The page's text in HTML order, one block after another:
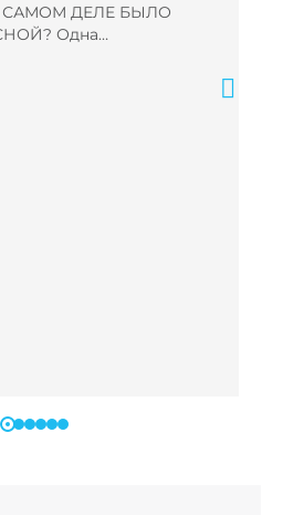
САМОМ ДЕЛЕ БЫЛО
Одна…